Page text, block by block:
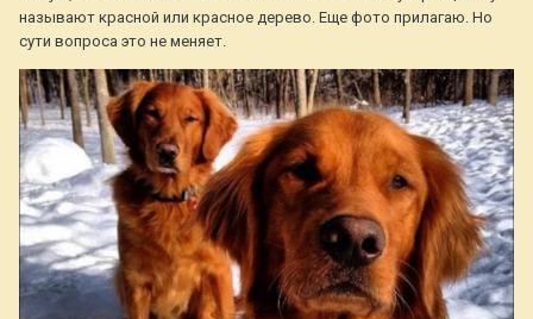
называют красной или красное дерево. Еще фото прилагаю. Но
сути вопроса это не меняет.